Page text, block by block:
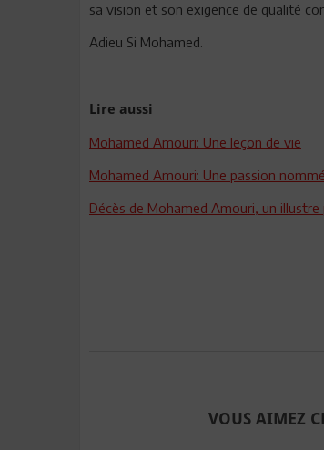
sa vision et son exigence de qualité
Adieu Si Mohamed.
Lire aussi
Mohamed Amouri: Une leçon de vie
Mohamed Amouri: Une passion
Décès de Mohamed Amouri, un
VOUS AIMEZ